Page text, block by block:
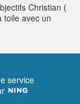
Christian (
toile avec un
service